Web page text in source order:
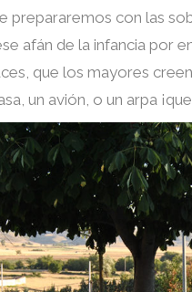
prepararemos con las
afán de la infancia por
que los mayores
un avión, o un arpa